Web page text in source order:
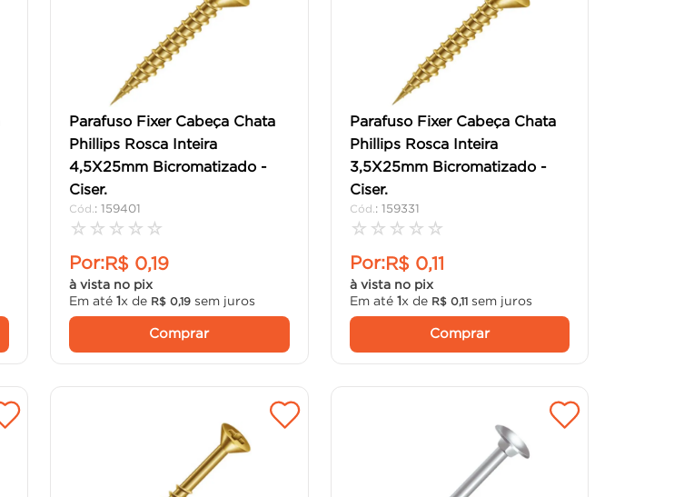
Parafuso Fixer Cabeça Chata
Phillips Rosca Inteira
4,5X25mm Bicromatizado -
Ciser.
:159401
☆ ☆ ☆ ☆ ☆
Por:R$ 0,19
à vista no pix
Em até1x de R$ 0,19 sem juros
Comprar
Parafuso Fixer Cabeça Chata
Phillips Rosca Inteira
3,5X25mm Bicromatizado -
Ciser.
: 159331
☆ ☆ ☆ ☆ ☆
Por:R$ 0,11
à vista no pix
Em até 1x de R$ 0,11sem juros
Comprar